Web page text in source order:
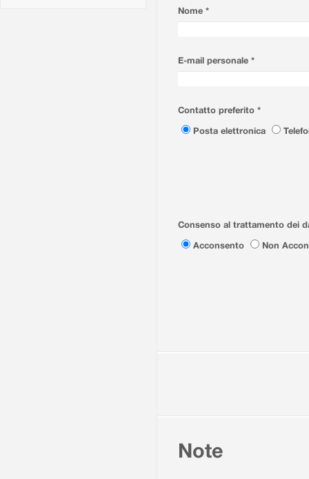
Nome *
E-mail personale *
Contatto preferito *
Posta elettronica
Consenso al trattamento dei
Acconsento
Non
Note